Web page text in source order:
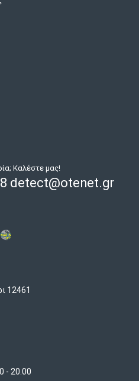
Καλέστε μας!
detect@otenet.gr
12461
- 20.00